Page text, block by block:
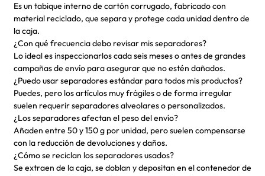
Es un tabique interno de cartón corrugado, fabricado con
material reciclado, que separa y protege cada unidad dentro de
la caja.
¿Con qué frecuencia debo revisar mis separadores?
Lo ideal es inspeccionarlos cada seis meses o antes de grandes
campañas de envío para asegurar que no estén dañados.
¿Puedo usar separadores estándar para todos mis productos?
Puedes, pero los artículos muy frágiles o de forma irregular
suelen requerir separadores alveolares o personalizados.
¿Los separadores afectan el peso del envío?
Añaden entre 50 y 150 g por unidad, pero suelen compensarse
con la reducción de devoluciones y daños.
¿Cómo se reciclan los separadores usados?
Se extraen de la caja, se doblan y depositan en el contenedor de